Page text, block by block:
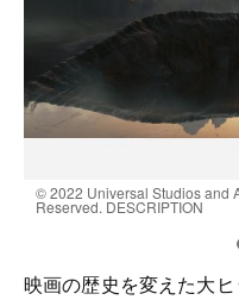
© 2022 Universal Studios and
Reserved. DESCRIPTION
映画の歴史を変えた大